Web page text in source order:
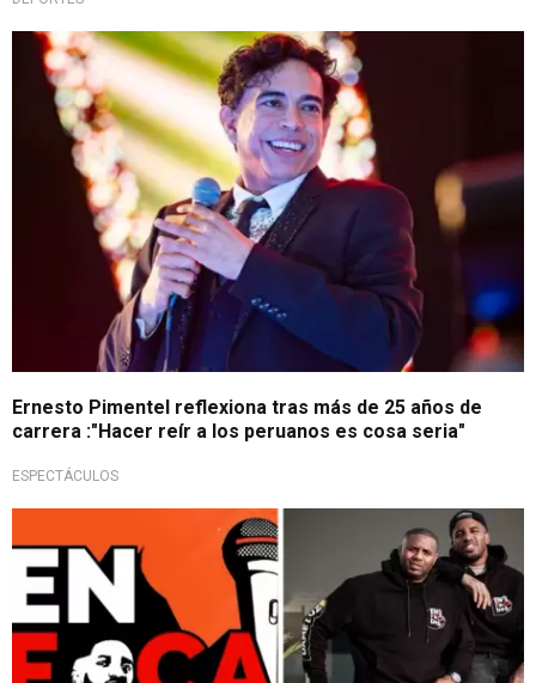
Es chamba
Ernesto Pimentel reflexiona tras más de 25 años de
carrera :"Hacer reír a los peruanos es cosa seria"
ESPECTÁCULOS